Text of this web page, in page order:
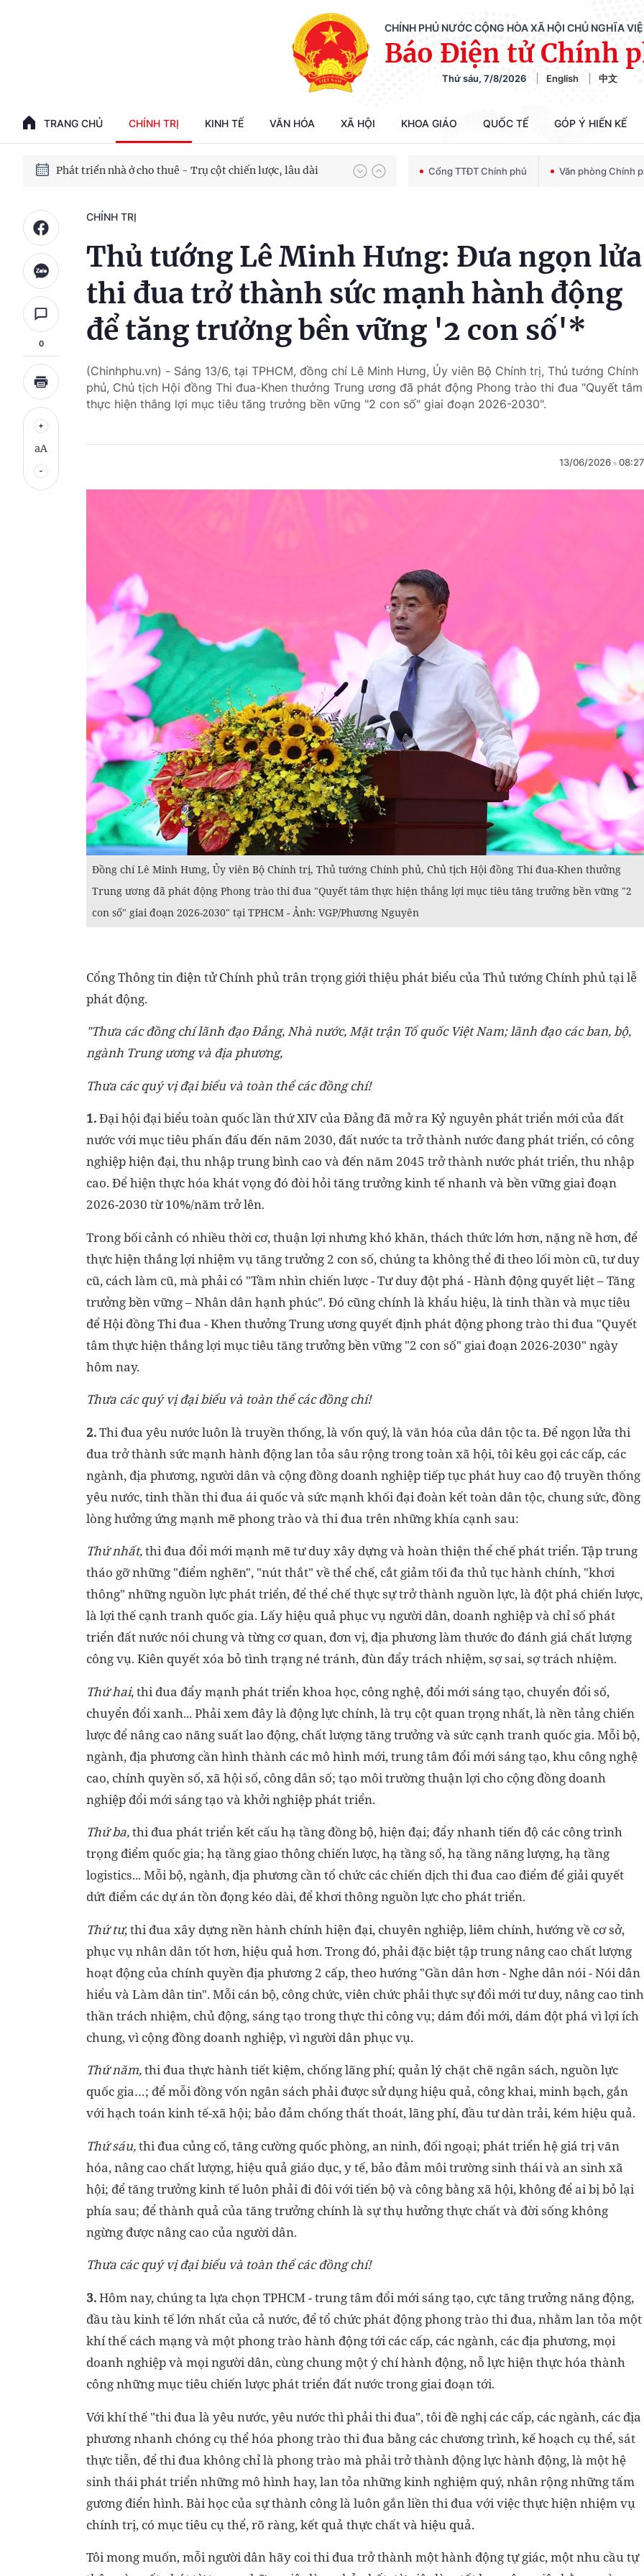
CHÍNH PHỦ NƯỚC CỘNG HÒA XÃ HỘI CHỦ NGHĨA
Báo Điện tử Chính
Thứ sáu, 7/8/2026 English 中文
TRANG CHỦ CHÍNH TRỊ KINH TẾ VĂN HÓA XÃ HỘI KHOA GIÁO QUỐC TẾ GÓP Ý HIẾN KẾ
Phát triển kinh tế nhà nước trong kỷ nguyên mới
Chiến dịch 500 ngày đêm tìm kiếm, quy tập và xác định danh tính hài cốt liệt sĩ
Bảo vệ nền tảng tư tưởng của Đảng trong kỷ nguyên phát triển mới
Phát triển nhà ở cho thuê - Trụ cột chiến lược, lâu dài Cổng TTĐT Chính phủ Văn phòng Chính
0
aA
CHÍNH TRỊ
Thủ tướng Lê Minh Hưng: Đưa ngọn lửa
thi đua trở thành sức mạnh hành động
để tăng trưởng bền vững '2 con số'*
(Chinhphu.vn) - Sáng 13/6, tại TPHCM, đồng chí Lê Minh Hưng, Ủy viên Bộ Chính trị, Thủ tướng Chính
phủ, Chủ tịch Hội đồng Thi đua-Khen thưởng Trung ương đã phát động Phong trào thi đua "Quyết tâm
thực hiện thắng lợi mục tiêu tăng trưởng bền vững "2 con số" giai đoạn 2026-2030".
13/06/2026 08:27
Đồng chí Lê Minh Hưng, Ủy viên Bộ Chính trị, Thủ tướng Chính phủ, Chủ tịch Hội đồng Thi đua-Khen thưởng
Trung ương đã phát động Phong trào thi đua "Quyết tâm thực hiện thắng lợi mục tiêu tăng trưởng bền vững "2
con số" giai đoạn 2026-2030" tại TPHCM - Ảnh: VGP/Phương Nguyên
Cổng Thông tin điện tử Chính phủ trân trọng giới thiệu phát biểu của Thủ tướng Chính phủ tại lễ
phát động.
"Thưa các đồng chí lãnh đạo Đảng, Nhà nước, Mặt trận Tổ quốc Việt Nam; lãnh đạo các ban, bộ,
ngành Trung ương và địa phương,
Thưa các quý vị đại biểu và toàn thể các đồng chí!
1.Đại hội đại biểu toàn quốc lần thứ XIV của Đảng đã mở ra Kỷ nguyên phát triển mới của đất
nước với mục tiêu phấn đấu đến năm 2030, đất nước ta trở thành nước đang phát triển, có công
nghiệp hiện đại, thu nhập trung bình cao và đến năm 2045 trở thành nước phát triển, thu nhập
cao. Để hiện thực hóa khát vọng đó đòi hỏi tăng trưởng kinh tế nhanh và bền vững giai đoạn
2026-2030 từ 10%/năm trở lên.
Trong bối cảnh có nhiều thời cơ, thuận lợi nhưng khó khăn, thách thức lớn hơn, nặng nề hơn, để
thực hiện thắng lợi nhiệm vụ tăng trưởng 2 con số, chúng ta không thể đi theo lối mòn cũ, tư duy
cũ, cách làm cũ, mà phải có "Tầm nhìn chiến lược - Tư duy đột phá - Hành động quyết liệt – Tăng
trưởng bền vững – Nhân dân hạnh phúc". Đó cũng chính là khẩu hiệu, là tinh thần và mục tiêu
để Hội đồng Thi đua - Khen thưởng Trung ương quyết định phát động phong trào thi đua "Quyết
tâm thực hiện thắng lợi mục tiêu tăng trưởng bền vững "2 con số" giai đoạn 2026-2030" ngày
hôm nay.
Thưa các quý vị đại biểu và toàn thể các đồng chí!
2.Thi đua yêu nước luôn là truyền thống, là vốn quý, là văn hóa của dân tộc ta. Để ngọn lửa thi
đua trở thành sức mạnh hành động lan tỏa sâu rộng trong toàn xã hội, tôi kêu gọi các cấp, các
ngành, địa phương, người dân và cộng đồng doanh nghiệp tiếp tục phát huy cao độ truyền thống
yêu nước, tinh thần thi đua ái quốc và sức mạnh khối đại đoàn kết toàn dân tộc, chung sức, đồng
lòng hưởng ứng mạnh mẽ phong trào và thi đua trên những khía cạnh sau:
Thứ nhất,thi đua đổi mới mạnh mẽ tư duy xây dựng và hoàn thiện thể chế phát triển. Tập trung
tháo gỡ những "điểm nghẽn", "nút thắt" về thể chế, cắt giảm tối đa thủ tục hành chính, "khơi
thông" những nguồn lực phát triển, để thể chế thực sự trở thành nguồn lực, là đột phá chiến lược,
là lợi thế cạnh tranh quốc gia. Lấy hiệu quả phục vụ người dân, doanh nghiệp và chỉ số phát
triển đất nước nói chung và từng cơ quan, đơn vị, địa phương làm thước đo đánh giá chất lượng
công vụ. Kiên quyết xóa bỏ tình trạng né tránh, đùn đẩy trách nhiệm, sợ sai, sợ trách nhiệm.
Thứ hai, thi đua đẩy mạnh phát triển khoa học, công nghệ, đổi mới sáng tạo, chuyển đổi số,
chuyển đổi xanh... Phải xem đây là động lực chính, là trụ cột quan trọng nhất, là nền tảng chiến
lược để nâng cao năng suất lao động, chất lượng tăng trưởng và sức cạnh tranh quốc gia. Mỗi bộ,
ngành, địa phương cần hình thành các mô hình mới, trung tâm đổi mới sáng tạo, khu công nghệ
cao, chính quyền số, xã hội số, công dân số; tạo môi trường thuận lợi cho cộng đồng doanh
nghiệp đổi mới sáng tạo và khởi nghiệp phát triển.
Thứ ba,thi đua phát triển kết cấu hạ tầng đồng bộ, hiện đại; đẩy nhanh tiến độ các công trình
trọng điểm quốc gia; hạ tầng giao thông chiến lược, hạ tầng số, hạ tầng năng lượng, hạ tầng
logistics... Mỗi bộ, ngành, địa phương cần tổ chức các chiến dịch thi đua cao điểm để giải quyết
dứt điểm các dự án tồn đọng kéo dài, để khơi thông nguồn lực cho phát triển.
Thứ tư, thi đua xây dựng nền hành chính hiện đại, chuyên nghiệp, liêm chính, hướng về cơ sở,
phục vụ nhân dân tốt hơn, hiệu quả hơn. Trong đó, phải đặc biệt tập trung nâng cao chất lượng
hoạt động của chính quyền địa phương 2 cấp, theo hướng "Gần dân hơn - Nghe dân nói - Nói dân
hiểu và Làm dân tin". Mỗi cán bộ, công chức, viên chức phải thực sự đổi mới tư duy, nâng cao tinh
thần trách nhiệm, chủ động, sáng tạo trong thực thi công vụ; dám đổi mới, dám đột phá vì lợi ích
chung, vì cộng đồng doanh nghiệp, vì người dân phục vụ.
Thứ năm,thi đua thực hành tiết kiệm, chống lãng phí; quản lý chặt chẽ ngân sách, nguồn lực
quốc gia…; để mỗi đồng vốn ngân sách phải được sử dụng hiệu quả, công khai, minh bạch, gắn
với hạch toán kinh tế-xã hội; bảo đảm chống thất thoát, lãng phí, đầu tư dàn trải, kém hiệu quả.
Thứ sáu,thi đua củng cố, tăng cường quốc phòng, an ninh, đối ngoại; phát triển hệ giá trị văn
hóa, nâng cao chất lượng, hiệu quả giáo dục, y tế, bảo đảm môi trường sinh thái và an sinh xã
hội; để tăng trưởng kinh tế luôn phải đi đôi với tiến bộ và công bằng xã hội, không để ai bị bỏ lại
phía sau; để thành quả của tăng trưởng chính là sự thụ hưởng thực chất và đời sống không
ngừng được nâng cao của người dân.
Thưa các quý vị đại biểu và toàn thể các đồng chí!
3.Hôm nay, chúng ta lựa chọn TPHCM - trung tâm đổi mới sáng tạo, cực tăng trưởng năng động,
đầu tàu kinh tế lớn nhất của cả nước, để tổ chức phát động phong trào thi đua, nhằm lan tỏa một
khí thế cách mạng và một phong trào hành động tới các cấp, các ngành, các địa phương, mọi
doanh nghiệp và mọi người dân, cùng chung một ý chí hành động, nỗ lực hiện thực hóa thành
công những mục tiêu chiến lược phát triển đất nước trong giai đoạn tới.
Với khí thế "thi đua là yêu nước, yêu nước thì phải thi đua", tôi đề nghị các cấp, các ngành, các địa
phương nhanh chóng cụ thể hóa phong trào thi đua bằng các chương trình, kế hoạch cụ thể, sát
thực tiễn, để thi đua không chỉ là phong trào mà phải trở thành động lực hành động, là một hệ
sinh thái phát triển những mô hình hay, lan tỏa những kinh nghiệm quý, nhân rộng những tấm
gương điển hình. Bài học của sự thành công là luôn gắn liền thi đua với việc thực hiện nhiệm vụ
chính trị, có mục tiêu cụ thể, rõ ràng, kết quả thực chất và hiệu quả.
Tôi mong muốn, mỗi người dân hãy coi thi đua trở thành một hành động tự giác, một nhu cầu tự